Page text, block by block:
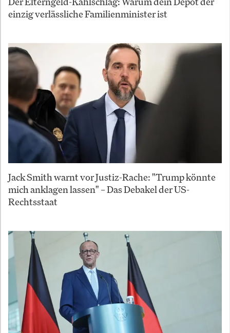
einzig verlässliche Familienminister ist
Jack Smith warnt vor Justiz-Rache: "Trump könnte
mich anklagen lassen" – Das Debakel der US-
Rechtsstaat